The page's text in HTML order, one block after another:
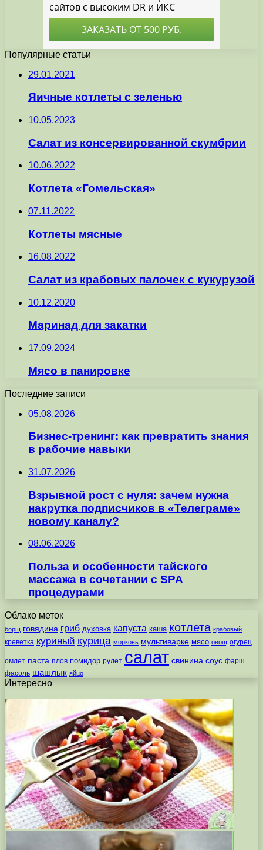
Популярные статьи
29.01.2021
Яичные котлеты с зеленью
10.05.2023
Салат из консервированной скумбрии
10.06.2022
Котлета «Гомельская»
07.11.2022
Котлеты мясные
16.08.2022
Салат из крабовых палочек с кукурузой
10.12.2020
Маринад для закатки
17.09.2024
Мясо в панировке
Последние записи
05.08.2026
Бизнес-тренинг: как превратить знания
в рабочие навыки
31.07.2026
Взрывной рост с нуля: зачем нужна
накрутка подписчиков в «Телеграме»
новому каналу?
08.06.2026
Польза и особенности тайского
массажа в сочетании с SPA
процедурами
Облако меток
борщ говядина гриб духовка капуста каша котлета крабовый
креветка куриный курица морковь мультиварке мясо овощ огурец
омлет паста плов помидор рулет салат свинина соус фарш
фасоль шашлык яйцо
Интересно